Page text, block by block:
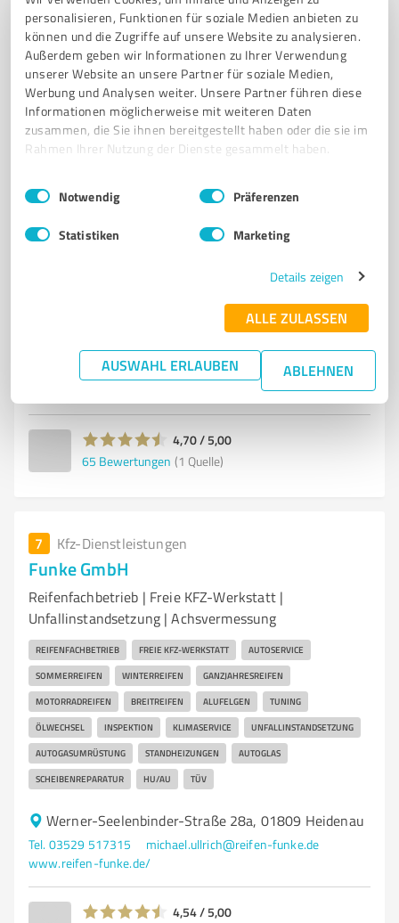
personalisieren, Funktionen für soziale Medien anbieten zu
können und die Zugriffe auf unsere Website zu analysieren.
Außerdem geben wir Informationen zu Ihrer Verwendung
unserer Website an unsere Partner für soziale Medien,
Werbung und Analysen weiter. Unsere Partner führen diese
Informationen möglicherweise mit weiteren Daten
zusammen, die Sie ihnen bereitgestellt haben oder die sie im
Rahmen Ihrer Nutzung der Dienste gesammelt haben.
Impressum Datenschutzbestimmungen
Einwilligungsauswahl
Notwendig Präferenzen
Statistiken Marketing
Details zeigen
ALLE ZULASSEN
AUSWAHL ERLAUBEN ABLEHNEN
Registrieren Sie sich jetzt und werden Sie ein von
Kunden empfohlener ProvenExpert!
6 Kfz-Dienstleistungen
LKW Service Pötzsch GmbH
und Nutzfahrzeug Wartung
ABSCHLEPPDIENST NUTZFAHRZEUG WARTUNG
WERKSTATT DIENSTLEISTUNGEN
PREIS-LEISTUNGS-VERHÄLTNIS
Oberhäslicher Str. 7, 01744 Dippoldiswalde
Tel. 03504 64690
service@lkw-poetzsch.de
4,70 / 5,00
65 Bewertungen (1 Quelle)
7 Kfz-Dienstleistungen
Funke GmbH
Reifenfachbetrieb | Freie KFZ-Werkstatt |
Unfallinstandsetzung | Achsvermessung
REIFENFACHBETRIEB FREIE KFZ-WERKSTATT AUTOSERVICE
SOMMERREIFEN WINTERREIFEN GANZJAHRESREIFEN
MOTORRADREIFEN BREITREIFEN ALUFELGEN TUNING
ÖLWECHSEL INSPEKTION KLIMASERVICE UNFALLINSTANDSETZUNG
AUTOGASUMRÜSTUNG STANDHEIZUNGEN AUTOGLAS
SCHEIBENREPARATUR HU/AU TÜV
Werner-Seelenbinder-Straße 28a, 01809 Heidenau
Tel. 03529 517315
michael.ullrich@reifen-funke.de
www.reifen-funke.de/
4,54 / 5,00